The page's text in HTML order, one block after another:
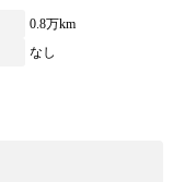
0.8万km
なし